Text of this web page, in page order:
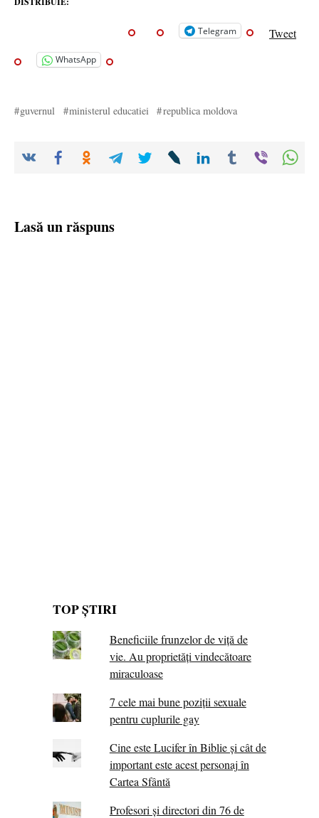
Telegram Tweet
WhatsApp
guvernul ministerul educatiei republica moldova
Lasă un răspuns
TOP ȘTIRI
Beneficiile frunzelor de viță de
vie. Au proprietăţi vindecătoare
miraculoase
7 cele mai bune poziții sexuale
pentru cuplurile gay
Cine este Lucifer în Biblie și cât de
important este acest personaj în
Cartea Sfântă
Profesori și directori din 76 de